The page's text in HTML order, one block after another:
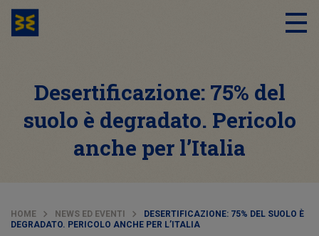
Desertificazione: 75% del
suolo è degradato. Pericolo
anche per l’Italia
HOME NEWS ED EVENTI
DESERTIFICAZIONE: 75% DEL SUOLO È
DEGRADATO. PERICOLO ANCHE PER L’ITALIA